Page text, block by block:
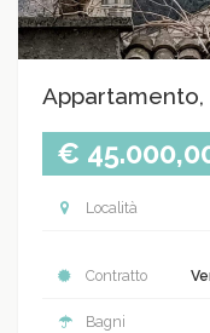
Appartamento,
€
Località
Contratto
Bagni